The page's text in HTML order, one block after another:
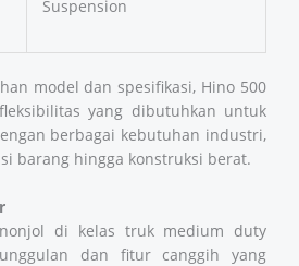
Suspension
model dan spesifikasi, Hino 500
yang dibutuhkan untuk
berbagai kebutuhan industri,
barang hingga konstruksi berat.
di kelas truk medium duty
dan fitur canggih yang